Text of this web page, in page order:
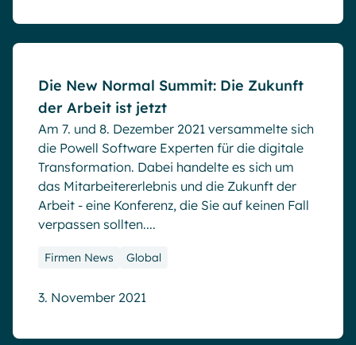
Die New Normal Summit: Die Zukunft
der Arbeit ist jetzt
Am 7. und 8. Dezember 2021 versammelte sich
die Powell Software Experten für die digitale
Transformation. Dabei handelte es sich um
das Mitarbeitererlebnis und die Zukunft der
Arbeit - eine Konferenz, die Sie auf keinen Fall
verpassen sollten....
Firmen News Global
3. November 2021